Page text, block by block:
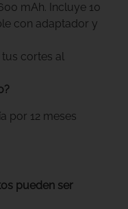
mAh. Incluye 10
con adaptador y
tus cortes al
por 12 meses
pueden ser